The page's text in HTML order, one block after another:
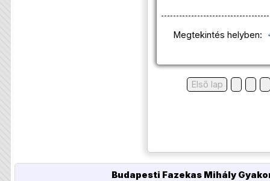
Megtekintés helyben:
Első lap
Budapesti Fazekas Mihály